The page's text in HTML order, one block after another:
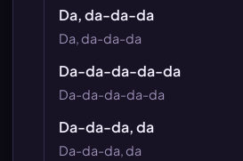
Da, da-da-da
Da, da-da-da
Da-da-da-da-da
Da-da-da-da-da
Da-da-da, da
Da-da-da, da